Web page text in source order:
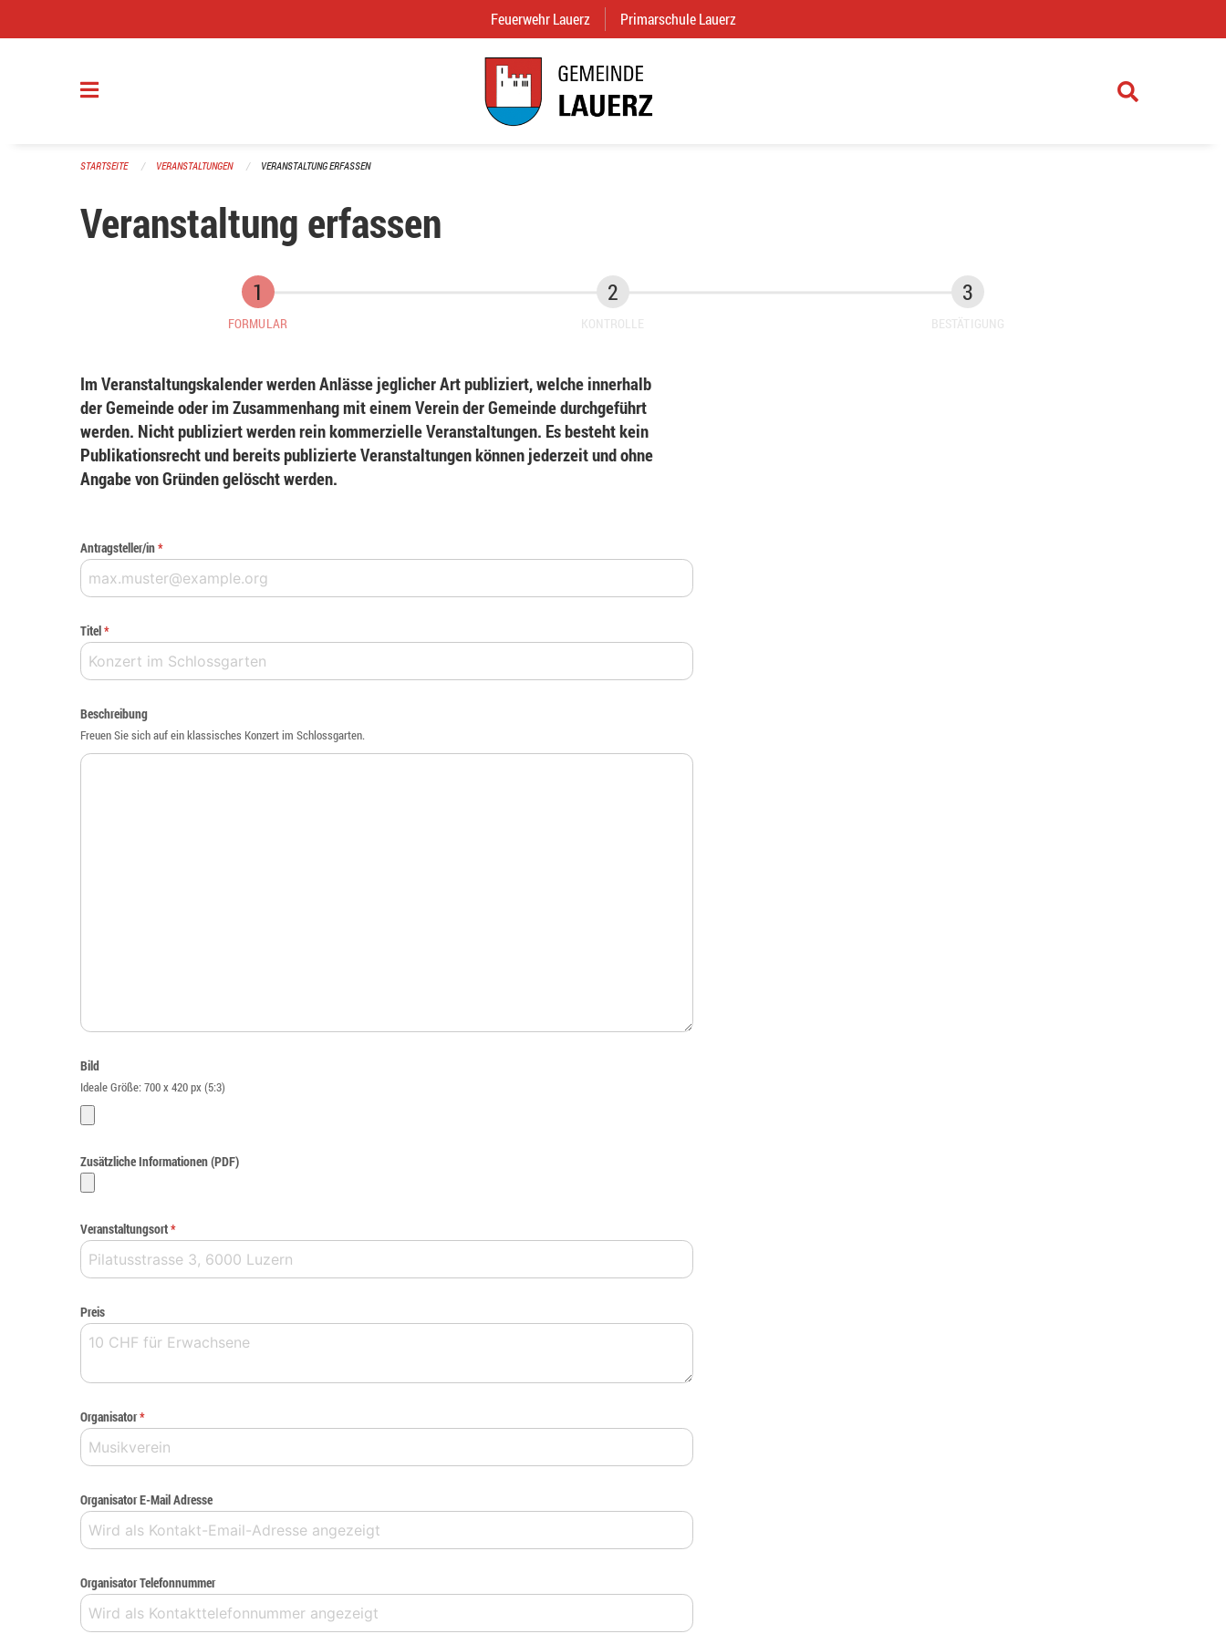
Feuerwehr Lauerz (External Link)
Primarschule Lauerz
STARTSEITE VERANSTALTUNGEN VERANSTALTUNG ERFASSEN
Veranstaltung erfassen
FORMULAR KONTROLLE BESTÄTIGUNG
Im Veranstaltungskalender werden Anlässe jeglicher Art publiziert, welche innerhalb
der Gemeinde oder im Zusammenhang mit einem Verein der Gemeinde durchgeführt
werden. Nicht publiziert werden rein kommerzielle Veranstaltungen. Es besteht kein
Publikationsrecht und bereits publizierte Veranstaltungen können jederzeit und ohne
Angabe von Gründen gelöscht werden.
Antragsteller/in*
Titel*
Beschreibung
Freuen Sie sich auf ein klassisches Konzert im Schlossgarten.
Bild
Ideale Größe: 700 x 420 px (5:3)
Zusätzliche Informationen (PDF)
Veranstaltungsort*
Preis
Organisator*
Organisator E-Mail Adresse
Organisator Telefonnummer